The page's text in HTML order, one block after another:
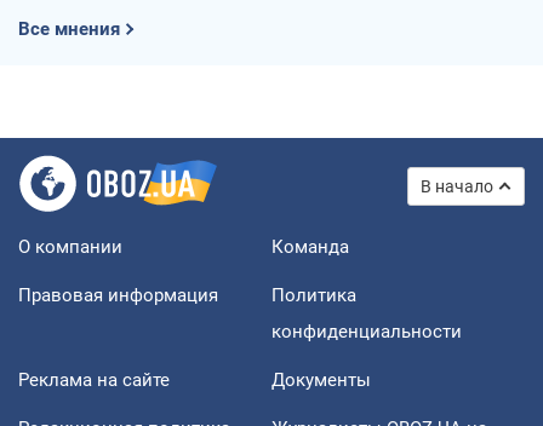
Все мнения
В начало
О компании Команда
Правовая информация
Политика
конфиденциальности
Реклама на сайте Документы